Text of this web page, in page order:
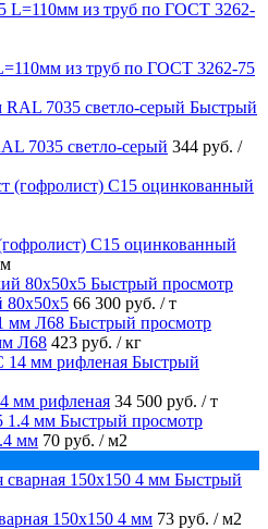
из труб по ГОСТ 3262-75
Быстрый
7035 светло-серый 344 руб. /
С15 оцинкованный
Быстрый просмотр
80х50х5 66 300 руб. / т
Быстрый просмотр
Л68 423 руб. / кг
Быстрый
мм рифленая 34 500 руб. / т
Быстрый просмотр
мм 70 руб. / м2
Быстрый
150х150 4 мм 73 руб. / м2